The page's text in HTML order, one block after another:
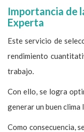
Importancia de
Experta
Este servicio de
rendimiento
trabajo.
Con ello, se logra
generar un buen
Como consecuencia,